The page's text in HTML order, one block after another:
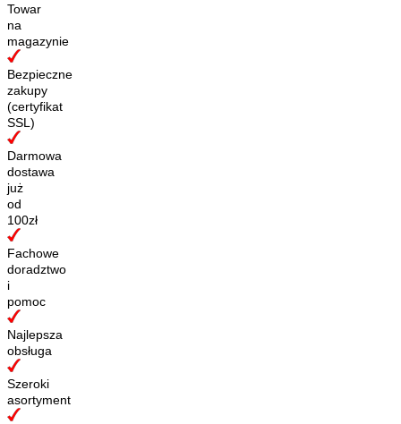
Towar
na
magazynie
Bezpieczne
zakupy
(certyfikat
SSL)
Darmowa
dostawa
już
od
100zł
Fachowe
doradztwo
i
pomoc
Najlepsza
obsługa
Szeroki
asortyment